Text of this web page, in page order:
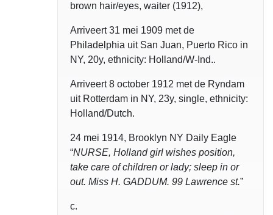
brown hair/eyes, waiter (1912),
Arriveert 31 mei 1909 met de
Philadelphia uit San Juan, Puerto Rico in
NY, 20y, ethnicity: Holland/W-Ind..
Arriveert 8 october 1912 met de Ryndam
uit Rotterdam in NY, 23y, single, ethnicity:
Holland/Dutch.
24 mei 1914, Brooklyn NY Daily Eagle
“NURSE, Holland girl wishes position,
take care of children or lady; sleep in or
out. Miss H. GADDUM. 99 Lawrence st.”
c.